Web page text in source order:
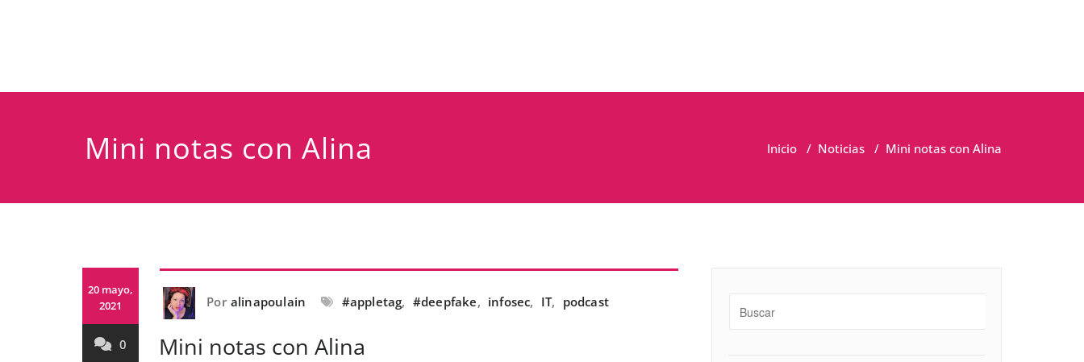
Mini notas con Alina Inicio / Noticias / Mini notas con Alina
20 mayo,
2021
0
Por alinapoulain #appletag, #deepfake, infosec, IT, podcast
Mini notas con Alina